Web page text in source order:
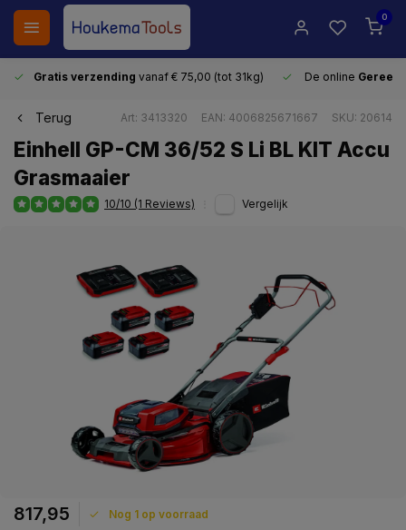
0
Gratis verzending vanaf € 75,00 (tot 31kg) De online
Terug Art: 3413320 EAN: 4006825671667 SKU: 20614
Einhell GP-CM 36/52 S Li BL KIT Accu
Grasmaaier
10/10 (1 Reviews) Vergelijk
817,95 Nog 1 op voorraad